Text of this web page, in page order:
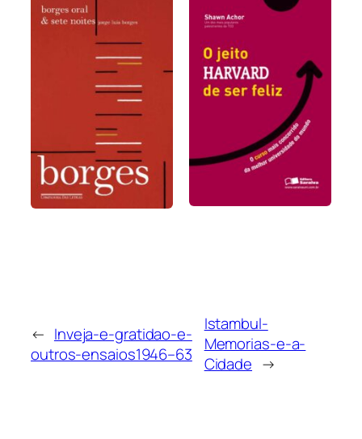
← Inveja-e-gratidao-e-
outros-ensaios1946–63
Istambul-
Memorias-e-a-
Cidade →